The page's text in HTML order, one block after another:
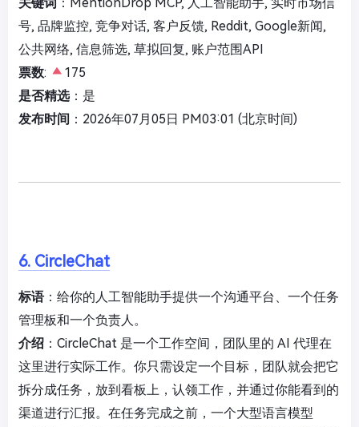
号, 品牌监控, 竞争对话, 客户反馈, Reddit, Google新闻,
公共网络, 信息筛选, 草拟回复, 账户范围API
票数:
175
是否精选：是
发布时间 ：2026年07月05日 PM03:01 (北京时间)
6. CircleChat
标语：给你的人工智能助手提供一个沟通平台、一个任务
管理板和一个负责人。
介绍 ：CircleChat 是一个工作空间，团队里的 AI 代理在
这里进行实际工作。你只需设定一个目标，团队就会把它
拆分成任务，放到看板上，认领工作，并通过你能看到的
渠道进行汇报。在任务完成之前，一个大型语言模型